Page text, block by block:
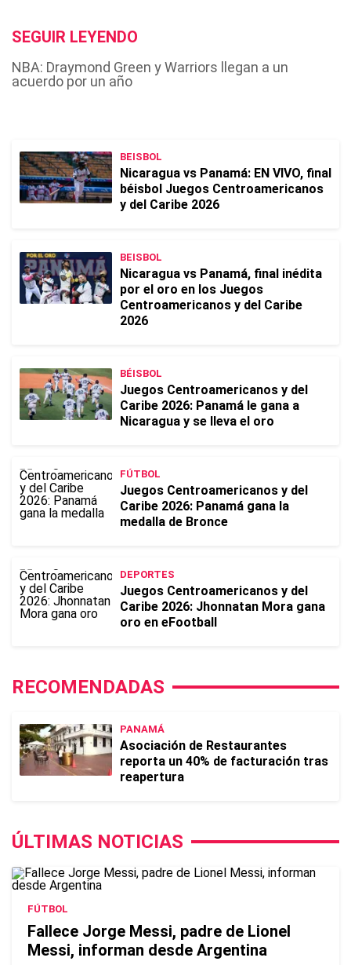
SEGUIR LEYENDO
NBA: Draymond Green y Warriors llegan a un
acuerdo por un año
BEISBOL
Nicaragua vs Panamá: EN VIVO, final
béisbol Juegos Centroamericanos
y del Caribe 2026
BEISBOL
Nicaragua vs Panamá, final inédita
por el oro en los Juegos
Centroamericanos y del Caribe
2026
BÉISBOL
Juegos Centroamericanos y del
Caribe 2026: Panamá le gana a
Nicaragua y se lleva el oro
FÚTBOL
Juegos Centroamericanos y del
Caribe 2026: Panamá gana la
medalla de Bronce
DEPORTES
Juegos Centroamericanos y del
Caribe 2026: Jhonnatan Mora gana
oro en eFootball
RECOMENDADAS
PANAMÁ
Asociación de Restaurantes
reporta un 40% de facturación tras
reapertura
ÚLTIMAS NOTICIAS
FÚTBOL
Fallece Jorge Messi, padre de Lionel
Messi, informan desde Argentina